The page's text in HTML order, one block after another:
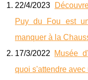
22/4/2023
Puy du Fou est
manquer à la
17/3/2022 Musée
quoi s'attendre